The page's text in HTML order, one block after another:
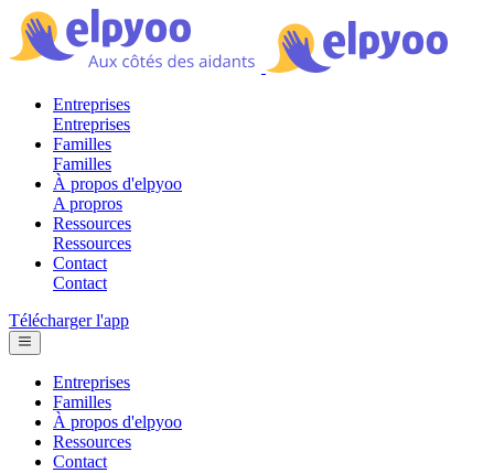
Entreprises
Entreprises
Familles
Familles
À propos d'elpyoo
A propros
Ressources
Ressources
Contact
Contact
Télécharger l'app
Entreprises
Familles
À propos d'elpyoo
Ressources
Contact